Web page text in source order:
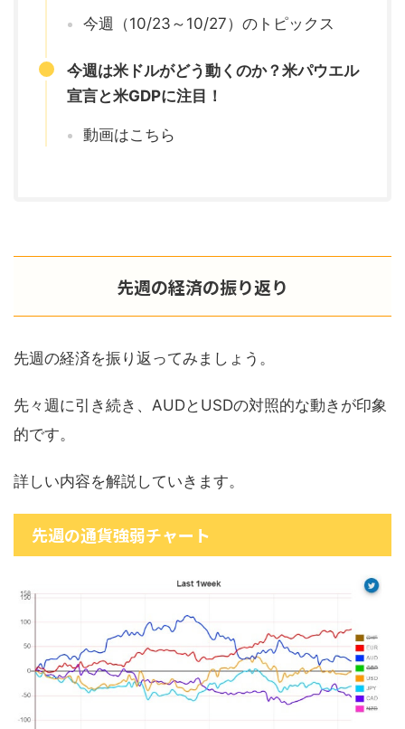
今週（10/23～10/27）のトピックス
今週は米ドルがどう動くのか？米パウエル
宣言と米GDPに注目！
動画はこちら
先週の経済の振り返り
先週の経済を振り返ってみましょう。
先々週に引き続き、AUDとUSDの対照的な動きが印象
的です。
詳しい内容を解説していきます。
先週の通貨強弱チャート